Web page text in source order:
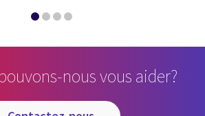
nous vous aider?